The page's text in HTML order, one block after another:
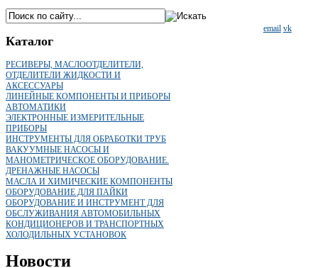
email vk
Каталог
РЕСИВЕРЫ, МАСЛООТДЕЛИТЕЛИ,
ОТДЕЛИТЕЛИ ЖИДКОСТИ И
АКСЕССУАРЫ
ЛИНЕЙНЫЕ КОМПОНЕНТЫ И ПРИБОРЫ
АВТОМАТИКИ
ЭЛЕКТРОННЫЕ ИЗМЕРИТЕЛЬНЫЕ
ПРИБОРЫ
ИНСТРУМЕНТЫ ДЛЯ ОБРАБОТКИ ТРУБ
ВАКУУМНЫЕ НАСОСЫ И
МАНОМЕТРИЧЕСКОЕ ОБОРУДОВАНИЕ.
ДРЕНАЖНЫЕ НАСОСЫ
МАСЛА И ХИМИЧЕСКИЕ КОМПОНЕНТЫ
ОБОРУДОВАНИЕ ДЛЯ ПАЙКИ
ОБОРУДОВАНИЕ И ИНСТРУМЕНТ ДЛЯ
ОБСЛУЖИВАНИЯ АВТОМОБИЛЬНЫХ
КОНДИЦИОНЕРОВ И ТРАНСПОРТНЫХ
ХОЛОДИЛЬНЫХ УСТАНОВОК
Новости